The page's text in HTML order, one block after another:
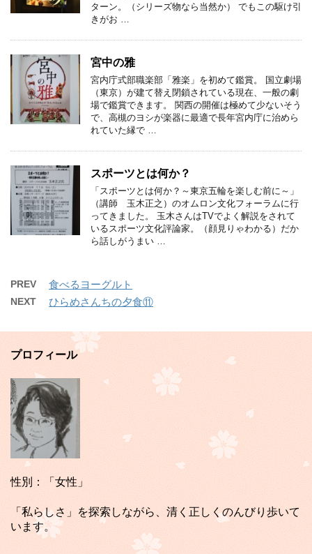
ターン。（シリーズ物なら当然か） でもこの駆け引
きがお …
宮中の雅
宮内庁式部職楽部「雅楽」を初めて鑑賞。 国立劇場
（東京）が建て替え閉鎖されている現在、一般の劇
場で鑑賞できます。 関西の開催は極めて少ないそう
で、高槻のヨシが楽器に最適で長年宮内庁に治めら
れていた縁で …
スポーツとは何か？
「スポーツとは何か？～東京五輪を楽しむ前に～」
（講師 玉木正之）のオムロン文化フォーラムに行
ってきました。 玉木さんはTVでよく解説をされて
いるスポーツ文化評論家。（顔見りゃわかる）だか
ら話しがうまい …
PREV 食べるヨーグルト
NEXT ひらめさんちの夕食⑪
プロフィール
性別：「女性」
「私らしさ」を探索しながら、清く正しくのんびり歩いて
います。